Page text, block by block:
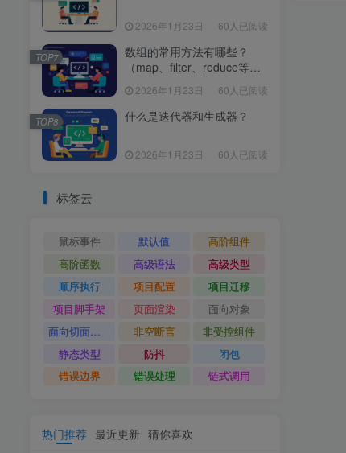
2026年1月23日 60人已阅读
数组的常用方法有哪些？
（map、filter、reduce等区
2026年1月23日 60人已阅读
TOP7
什么是迭代器和生成器？
2026年1月23日 60人已阅读
TOP8
标签云
鼠标事件 默认值
高阶组件
高阶函数
高级语法
高级类型
顺序执行
项目配置
项目迁移
项目脚手架
页面渲染
面向对象
面向切面编程
非空断言
非受控组件
静态类型
防抖
闭包
错误边界
错误处理 链式调用
热门推荐 最近更新 猜你喜欢